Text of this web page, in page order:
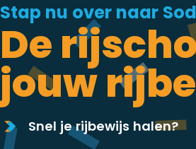
Stap nu over naar
De
jouw
Snel je rijbewijs halen?